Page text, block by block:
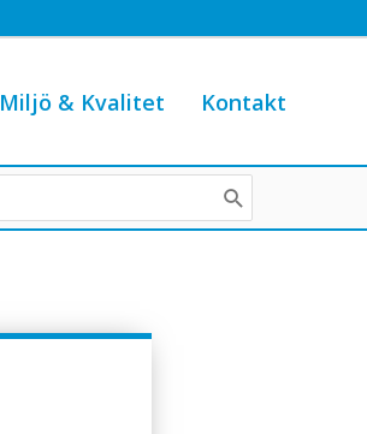
Miljö & Kvalitet Kontakt